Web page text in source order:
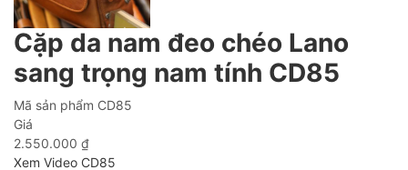
Cặp da nam đeo chéo Lano
sang trọng nam tính CD85
Mã sản phẩm CD85
Giá
2.550.000 ₫
Xem Video CD85